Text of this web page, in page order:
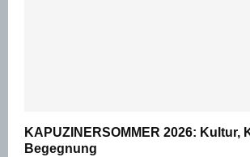
KAPUZINERSOMMER 2026: Kultur,
Begegnung